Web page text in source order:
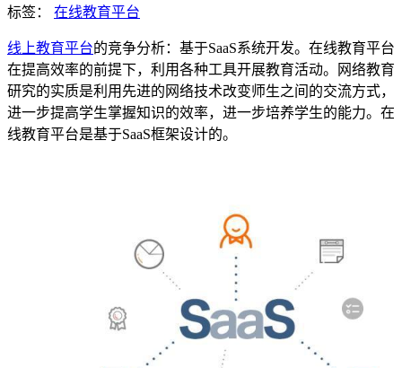
标签：
在线教育平台
线上教育平台的竞争分析：基于SaaS系统开发。在线教育平台
在提高效率的前提下，利用各种工具开展教育活动。网络教育
研究的实质是利用先进的网络技术改变师生之间的交流方式，
进一步提高学生掌握知识的效率，进一步培养学生的能力。在
线教育平台是基于SaaS框架设计的。